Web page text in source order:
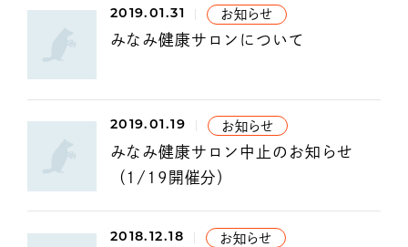
2019.01.31 お知らせ
みなみ健康サロンについて
2019.01.19 お知らせ
みなみ健康サロン中止のお知らせ
（1/19開催分）
2018.12.18 お知らせ